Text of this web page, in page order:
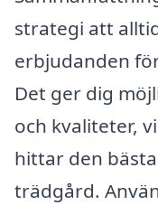
strategi att
erbjudanden
Det ger dig
och kvaliteter,
hittar den
trädgård.